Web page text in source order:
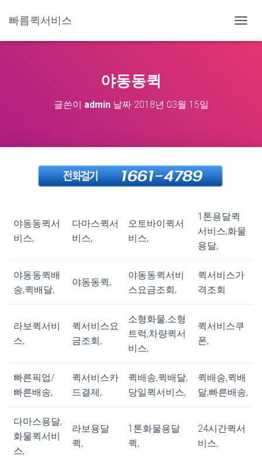
빠름퀵서비스
비
야동동퀵
글쓴이 admin날짜 2018년 03월 15일
야동동퀵서
비스,
다마스퀵서
비스,
오토바이퀵서
비스,
1톤용달퀵
서비스,화물
용달,
야동동퀵배
송,퀵배달,
야동동퀵,
야동동퀵서비
스요금조회,
퀵서비스가
격조회
라보퀵서비
스,
퀵서비스요
금조회,
소형화물,소형
트럭,차량퀵서
비스,
퀵서비스쿠
폰,
빠른픽업/
빠른배송,
퀵서비스카
드결제,
퀵배송,퀵배달,
당일퀵서비스,
퀵배송,퀵배
달,빠른배송,
다마스용달,
화물퀵서비
스,
라보용달
퀵,
1톤화물용달
퀵,
24시간퀵서
비스,